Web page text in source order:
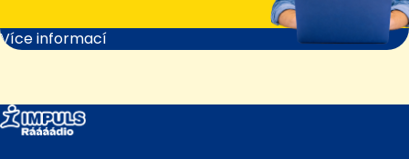
Více informací